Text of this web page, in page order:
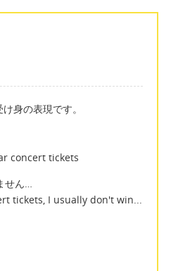
身の表現です。
concert tickets
せん…
tickets, I usually don't win...